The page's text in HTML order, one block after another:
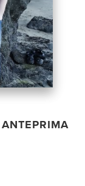
ANTEPRIMA